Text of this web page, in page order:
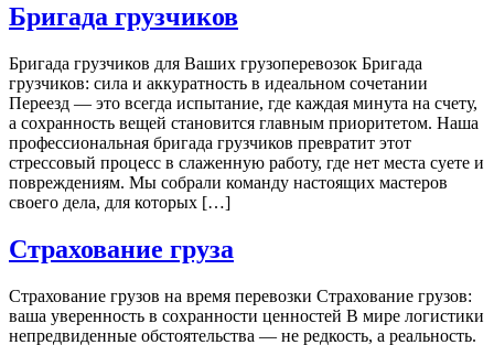
Бригада грузчиков
Бригада грузчиков для Ваших грузоперевозок Бригада
грузчиков: сила и аккуратность в идеальном сочетании
Переезд — это всегда испытание, где каждая минута на счету,
а сохранность вещей становится главным приоритетом. Наша
профессиональная бригада грузчиков превратит этот
стрессовый процесс в слаженную работу, где нет места суете и
повреждениям. Мы собрали команду настоящих мастеров
своего дела, для которых […]
Страхование груза
Страхование грузов на время перевозки Страхование грузов:
ваша уверенность в сохранности ценностей В мире логистики
непредвиденные обстоятельства — не редкость, а реальность.